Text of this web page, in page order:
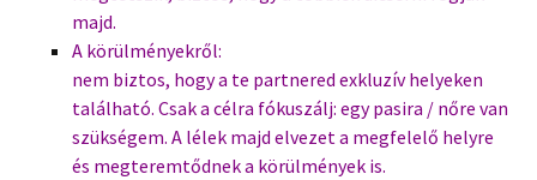
majd.
A körülményekről:
nem biztos, hogy a te partnered exkluzív helyeken
található. Csak a célra fókuszálj: egy pasira / nőre van
szükségem. A lélek majd elvezet a megfelelő helyre
és megteremtődnek a körülmények is.